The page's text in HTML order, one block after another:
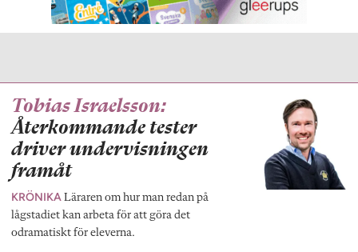
Tobias Israelsson:
Återkommande tester
driver undervisningen
framåt
KRÖNIKA Läraren om hur man redan på
lågstadiet kan arbeta för att göra det
odramatiskt för eleverna.